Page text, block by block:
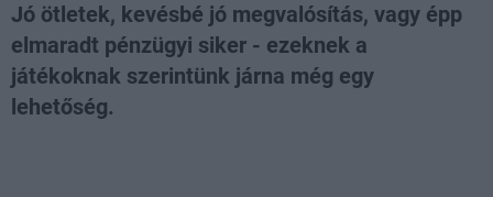
Jó ötletek, kevésbé jó megvalósítás, vagy épp
elmaradt pénzügyi siker - ezeknek a
játékoknak szerintünk járna még egy
lehetőség.